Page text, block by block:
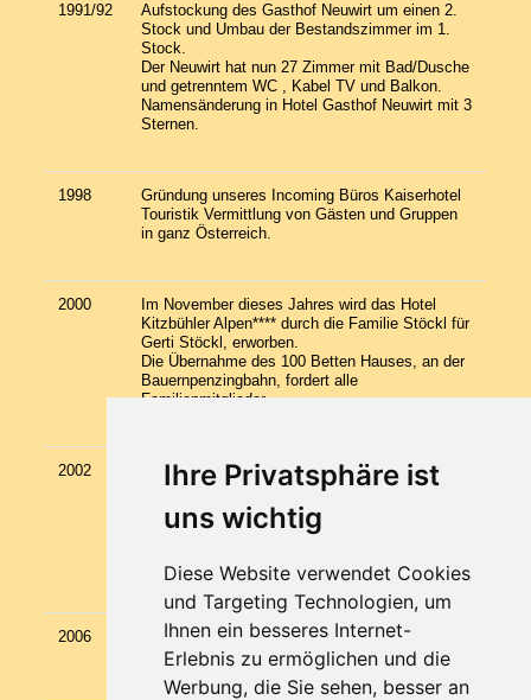
Ihre Privatsphäre ist
uns wichtig
Diese Website verwendet Cookies
und Targeting Technologien, um
Ihnen ein besseres Internet-
Erlebnis zu ermöglichen und die
Werbung, die Sie sehen, besser an
1991/92
Aufstockung des Gasthof Neuwirt um einen 2.
Stock und Umbau der Bestandszimmer im 1.
Stock.
Der Neuwirt hat nun 27 Zimmer mit Bad/Dusche
und getrenntem WC , Kabel TV und Balkon.
Namensänderung in Hotel Gasthof Neuwirt mit 3
Sternen.
1998
Gründung unseres Incoming Büros Kaiserhotel
Touristik Vermittlung von Gästen und Gruppen
in ganz Österreich.
2000
Im November dieses Jahres wird das Hotel
Kitzbühler Alpen**** durch die Familie Stöckl für
Gerti Stöckl, erworben.
Die Übernahme des 100 Betten Hauses, an der
Bauernpenzingbahn, fordert alle
Familienmitglieder.
2002
Namensänderung für alle Betriebe auf
Kaiserhotels.
Kauf des Appartementhauses durch die Familie,
neben dem Müllnerhof.
Portfolio der Kaiserhotelsbetriebe.
2006
Übergabe des Hotel Neuwirt von Leonhard
Stöckl an Christian Stöckl.